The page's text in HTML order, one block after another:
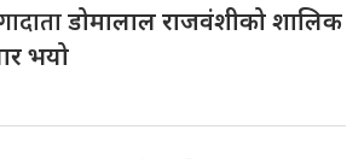
डोमालाल राजवंशीको शालिक
भयो